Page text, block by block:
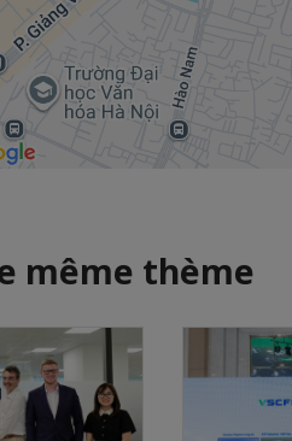
même thème